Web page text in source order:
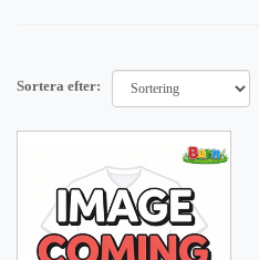
Sortera efter: